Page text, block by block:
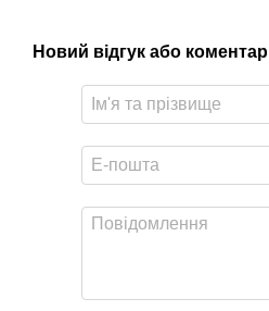
Новий відгук або коментар